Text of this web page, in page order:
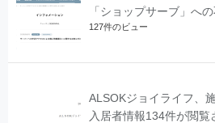
「ショップサーブ」へ
127件のビュー
ALSOKジョイライフ、
入居者情報134件が閲覧